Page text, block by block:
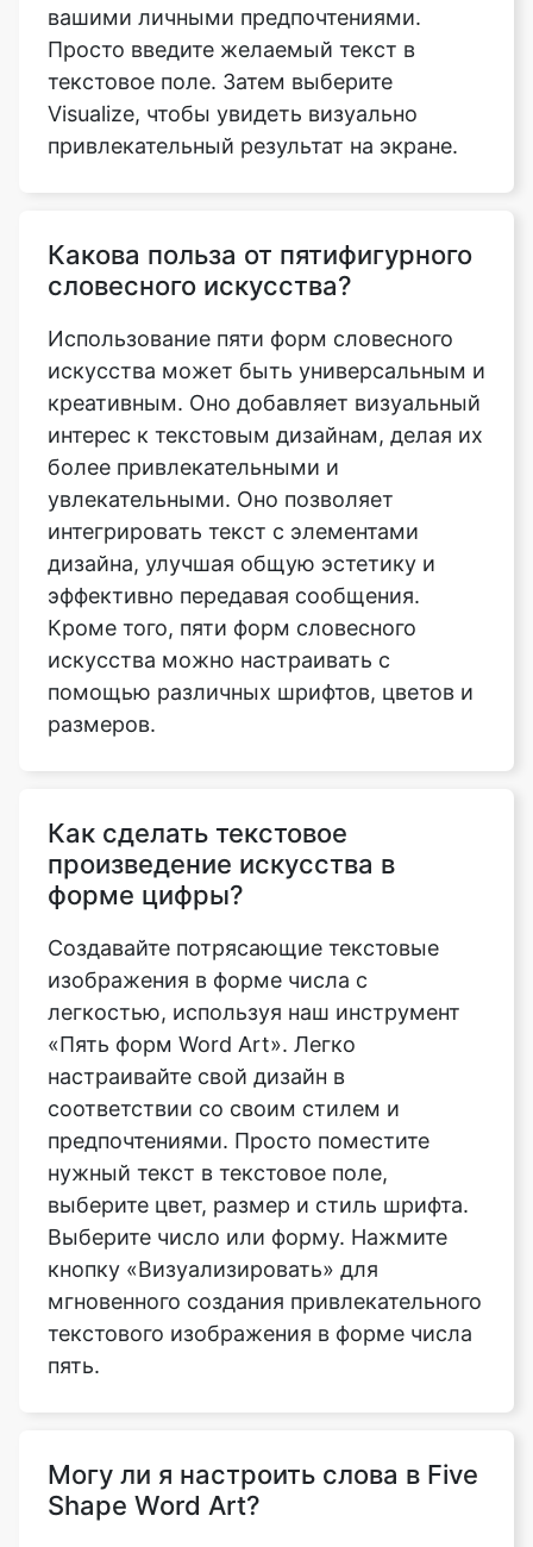
вашими личными предпочтениями.
Просто введите желаемый текст в
текстовое поле. Затем выберите
Visualize, чтобы увидеть визуально
привлекательный результат на экране.
Какова польза от пятифигурного
словесного искусства?
Использование пяти форм словесного
искусства может быть универсальным и
креативным. Оно добавляет визуальный
интерес к текстовым дизайнам, делая их
более привлекательными и
увлекательными. Оно позволяет
интегрировать текст с элементами
дизайна, улучшая общую эстетику и
эффективно передавая сообщения.
Кроме того, пяти форм словесного
искусства можно настраивать с
помощью различных шрифтов, цветов и
размеров.
Как сделать текстовое
произведение искусства в
форме цифры?
Создавайте потрясающие текстовые
изображения в форме числа с
легкостью, используя наш инструмент
«Пять форм Word Art». Легко
настраивайте свой дизайн в
соответствии со своим стилем и
предпочтениями. Просто поместите
нужный текст в текстовое поле,
выберите цвет, размер и стиль шрифта.
Выберите число или форму. Нажмите
кнопку «Визуализировать» для
мгновенного создания привлекательного
текстового изображения в форме числа
пять.
Могу ли я настроить слова в Five
Shape Word Art?